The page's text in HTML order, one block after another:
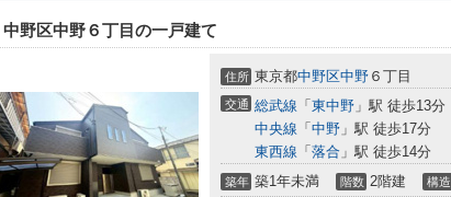
中野区中野６丁目の一戸建て
住所 東京都中野区中野 ６丁目
交通 総武線 「 東中野 」駅 徒歩13分
中央線 「 中野 」駅 徒歩17分
東西線 「 落合 」駅 徒歩14分
築年 築1年未満 階数 2階建 構造